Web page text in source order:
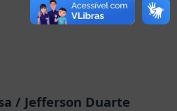
/ Jefferson Duarte